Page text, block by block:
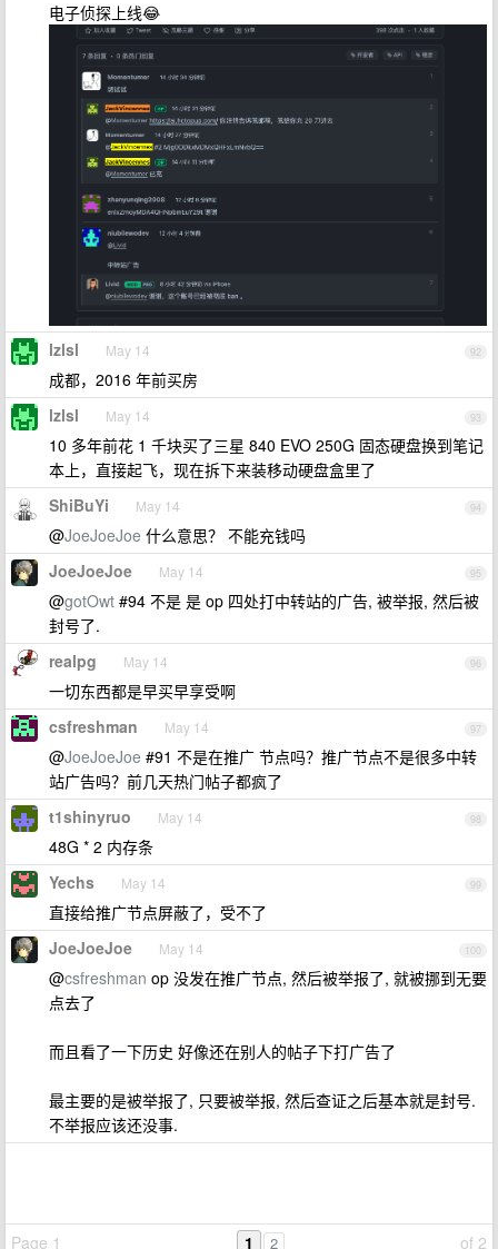
电子侦探上线😂
92
lzlsl May 14
成都，2016 年前买房
93
lzlsl May 14
10 多年前花 1 千块买了三星 840 EVO 250G 固态硬盘换到笔记
本上，直接起飞，现在拆下来装移动硬盘盒里了
94
ShiBuYi May 14
@JoeJoeJoe 什么意思？ 不能充钱吗
95
JoeJoeJoe May 14
@gotOwt #94 不是 是 op 四处打中转站的广告, 被举报, 然后被
封号了.
96
realpg May 14
一切东西都是早买早享受啊
97
csfreshman May 14
@JoeJoeJoe #91 不是在推广 节点吗？推广节点不是很多中转
站广告吗？前几天热门帖子都疯了
98
t1shinyruo May 14
48G * 2 内存条
99
Yechs May 14
直接给推广节点屏蔽了，受不了
100
JoeJoeJoe May 14
@csfreshman op 没发在推广节点, 然后被举报了, 就被挪到无要
点去了
而且看了一下历史 好像还在别人的帖子下打广告了
最主要的是被举报了, 只要被举报, 然后查证之后基本就是封号.
不举报应该还没事.
Page 1 of 2
1 2